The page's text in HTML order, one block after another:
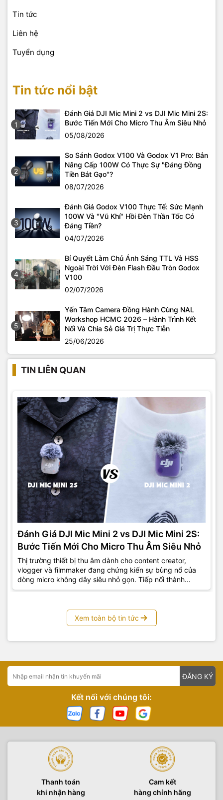
Tin tức
Liên hệ
Tuyển dụng
Tin tức nổi bật
1
Đánh Giá DJI Mic Mini 2 vs DJI Mic Mini 2S:
Bước Tiến Mới Cho Micro Thu Âm Siêu Nhỏ
05/08/2026
2
So Sánh Godox V100 Và Godox V1 Pro: Bản
Nâng Cấp 100W Có Thực Sự "Đáng Đồng
Tiền Bát Gạo"?
08/07/2026
3
Đánh Giá Godox V100 Thực Tế: Sức Mạnh
100W Và "Vũ Khí" Hồi Đèn Thần Tốc Có
Đáng Tiền?
04/07/2026
4
Bí Quyết Làm Chủ Ánh Sáng TTL Và HSS
Ngoài Trời Với Đèn Flash Đầu Tròn Godox
V100
02/07/2026
5
Yến Tâm Camera Đồng Hành Cùng NAL
Workshop HCMC 2026 – Hành Trình Kết
Nối Và Chia Sẻ Giá Trị Thực Tiễn
25/06/2026
TIN LIÊN QUAN
Đánh Giá DJI Mic Mini 2 vs DJI Mic Mini 2S:
Bước Tiến Mới Cho Micro Thu Âm Siêu Nhỏ
Thị trường thiết bị thu âm dành cho content creator,
vlogger và filmmaker đang chứng kiến sự bùng nổ của
dòng micro không dây siêu nhỏ gọn. Tiếp nối thành...
Xem toàn bộ tin tức
ĐĂNG KÝ
Kết nối với chúng tôi:
Thanh toán
khi nhận hàng
Cam kết
hàng chính hãng